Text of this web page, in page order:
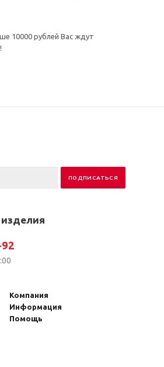
10000 рублей Вас ждут
Компания
Информация
Помощь